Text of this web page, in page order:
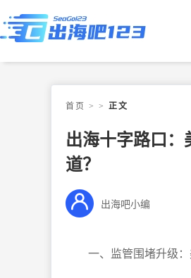
首页 > > 正文
出海十字路口：
道？
出海吧小编
一、监管围堵升级